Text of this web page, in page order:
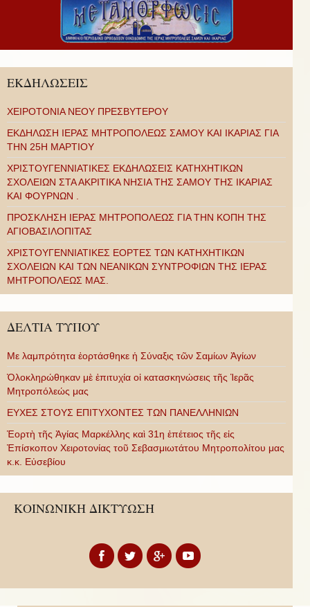
ΕΚΔΗΛΩΣΕΙΣ
ΧΕΙΡΟΤΟΝΙΑ ΝΕΟΥ ΠΡΕΣΒΥΤΕΡΟΥ
ΕΚΔΗΛΩΣΗ ΙΕΡΑΣ ΜΗΤΡΟΠΟΛΕΩΣ ΣΑΜΟΥ ΚΑΙ ΙΚΑΡΙΑΣ ΓΙΑ
ΤΗΝ 25Η ΜΑΡΤΙΟΥ
ΧΡΙΣΤΟΥΓΕΝΝΙΑΤΙΚΕΣ ΕΚΔΗΛΩΣΕΙΣ ΚΑΤΗΧΗΤΙΚΩΝ
ΣΧΟΛΕΙΩΝ ΣΤΑ ΑΚΡΙΤΙΚΑ ΝΗΣΙΑ ΤΗΣ ΣΑΜΟΥ ΤΗΣ ΙΚΑΡΙΑΣ
ΚΑΙ ΦΟΥΡΝΩΝ .
ΠΡΟΣΚΛΗΣΗ ΙΕΡΑΣ ΜΗΤΡΟΠΟΛΕΩΣ ΓΙΑ ΤΗΝ ΚΟΠΗ ΤΗΣ
ΑΓΙΟΒΑΣΙΛΟΠΙΤΑΣ
ΧΡΙΣΤΟΥΓΕΝΝΙΑΤΙΚΕΣ ΕΟΡΤΕΣ ΤΩΝ ΚΑΤΗΧΗΤΙΚΩΝ
ΣΧΟΛΕΙΩΝ ΚΑΙ ΤΩΝ ΝΕΑΝΙΚΩΝ ΣΥΝΤΡΟΦΙΩΝ ΤΗΣ ΙΕΡΑΣ
ΜΗΤΡΟΠΟΛΕΩΣ ΜΑΣ.
ΔΕΛΤΙΑ ΤΥΠΟΥ
Με λαμπρότητα ἑορτάσθηκε ἡ Σύναξις τῶν Σαμίων Ἁγίων
Ὁλοκληρώθηκαν μὲ ἐπιτυχία οἱ κατασκηνώσεις τῆς Ἱερᾶς
Μητροπόλεώς μας
ΕΥΧΕΣ ΣΤΟΥΣ ΕΠΙΤΥΧΟΝΤΕΣ ΤΩΝ ΠΑΝΕΛΛΗΝΙΩΝ
Ἑορτὴ τῆς Ἁγίας Μαρκέλλης καὶ 31η ἐπέτειος τῆς εἰς
Ἐπίσκοπον Χειροτονίας τοῦ Σεβασμιωτάτου Μητροπολίτου μας
κ.κ. Εὐσεβίου
ΚΟΙΝΩΝΙΚΗ ΔΙΚΤΥΩΣΗ